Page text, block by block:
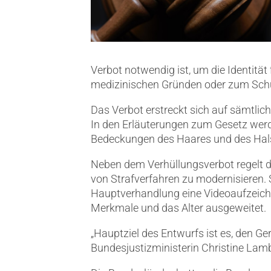
Verbot notwendig ist, um die
medizinischen Gründen oder zum
Das Verbot erstreckt sich auf
In den Erläuterungen zum Gesetz
Bedeckungen des Haares und des
Neben dem Verhüllungsverbot regelt
von Strafverfahren zu modernisieren.
Hauptverhandlung eine
Merkmale und das Alter ausgeweitet.
„Hauptziel des Entwurfs ist es, den
Bundesjustizministerin Christine